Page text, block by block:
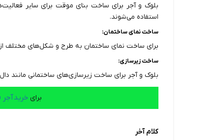
بلوک و آجر برای ساخت بنای موقت برای سایر
استفاده می‌شوند.
ساخت نمای ساختمان:
برای ساخت نمای ساختمان به طرح و شکل‌های مختلف
ساخت زیرسازی:
بلوک و آجر برای ساخت زیرسازی‌های ساختمانی مانند
برای خرید
کلام آخر